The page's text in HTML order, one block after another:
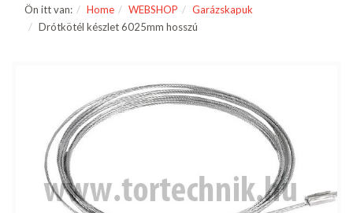
Ön itt van: Home WEBSHOP
Garázskapuk
Drótkötél készlet 6025mm hosszú